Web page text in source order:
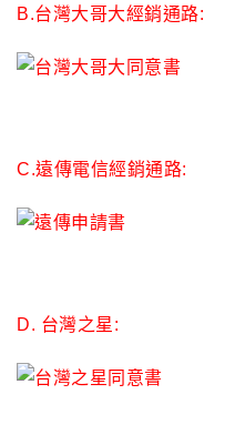
B.台灣大哥大經銷通路:
C.遠傳電信經銷通路:
D. 台灣之星: